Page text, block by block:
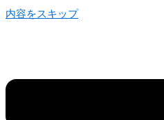
内容をスキップ